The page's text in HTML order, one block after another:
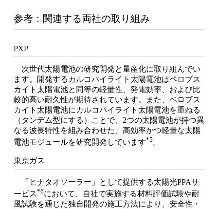
参考：関連する両社の取り組み
PXP
次世代太陽電池の研究開発と量産化に取り組んでい
ます。開発するカルコパイライト太陽電池はペロブス
カイト太陽電池と同等の軽量性、発電効率、および比
較的高い耐久性が期待されています。また、ペロブス
カイト太陽電池にカルコパイライト太陽電池を重ねる
（タンデム型にする）ことで、2つの太陽電池が持つ異
なる波長特性を組み合わせた、高効率かつ軽量な太陽
電池モジュールを研究開発しています*5。
東京ガス
「ヒナタオソーラー」として提供する太陽光PPAサ
ービス*6において、自社で実施する材料評価試験や耐
風試験を通じた独自開発の施工方法により、安全性・